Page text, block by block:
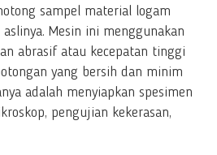
sampel material logam
Mesin ini menggunakan
abrasif atau kecepatan tinggi
yang bersih dan minim
adalah menyiapkan spesimen
pengujian kekerasan,